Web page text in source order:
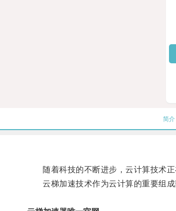
简介
随着科技的不断进步，云计算技术正
云梯加速技术作为云计算的重要组成